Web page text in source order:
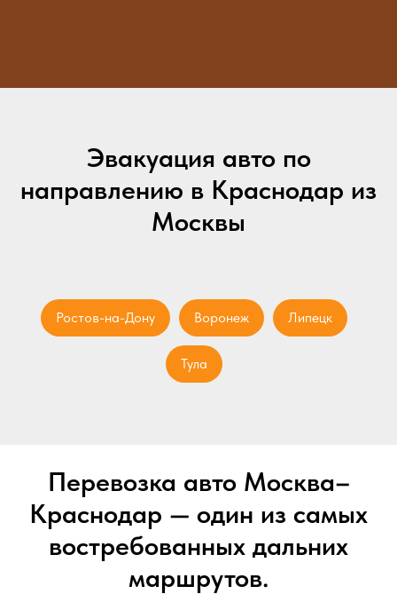
Эвакуация авто по
направлению в Краснодар из
Москвы
Ростов-на-Дону Воронеж Липецк
Тула
Перевозка авто Москва–
Краснодар — один из самых
востребованных дальних
маршрутов.